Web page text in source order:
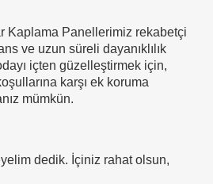
Kaplama Panellerimiz rekabetçi
ve uzun süreli dayanıklılık
içten güzelleştirmek için,
karşı ek koruma
mümkün.
dedik. İçiniz rahat olsun,